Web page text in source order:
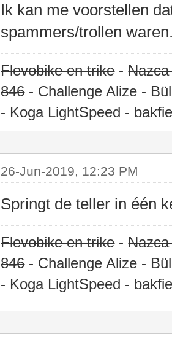
Ik kan me voorstellen
spammers/trollen
Flevobike en trike-
846- Challenge Alize -
- Koga LightSpeed -
26-Jun-2019, 12:23 PM
Springt de teller in één
Flevobike en trike-
846- Challenge Alize -
- Koga LightSpeed -